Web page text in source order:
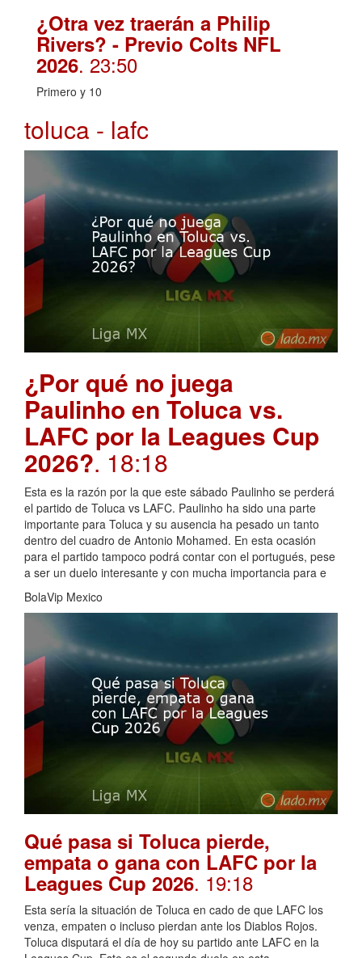
¿Otra vez traerán a Philip
Rivers? - Previo Colts NFL
2026. 23:50
Primero y 10
toluca - lafc
¿Por qué no juega
Paulinho en Toluca vs.
LAFC por la Leagues Cup
2026?. 18:18
Esta es la razón por la que este sábado Paulinho se perderá
el partido de Toluca vs LAFC. Paulinho ha sido una parte
importante para Toluca y su ausencia ha pesado un tanto
dentro del cuadro de Antonio Mohamed. En esta ocasión
para el partido tampoco podrá contar con el portugués, pese
a ser un duelo interesante y con mucha importancia para e
BolaVip Mexico
Qué pasa si Toluca pierde,
empata o gana con LAFC por la
Leagues Cup 2026. 19:18
Esta sería la situación de Toluca en cado de que LAFC los
venza, empaten o incluso pierdan ante los Diablos Rojos.
Toluca disputará el día de hoy su partido ante LAFC en la